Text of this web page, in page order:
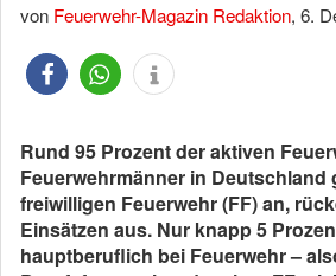
von Feuerwehr-Magazin Redaktion, 6.
Rund 95 Prozent der aktiven
Feuerwehrmänner in Deutschland
freiwilligen Feuerwehr (FF) an,
Einsätzen aus. Nur knapp 5
hauptberuflich bei Feuerwehr –